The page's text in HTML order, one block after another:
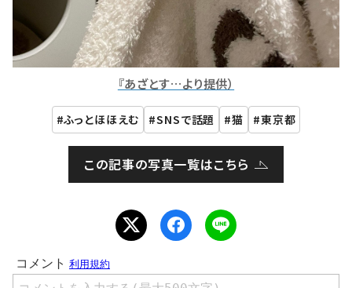
『あざとす…より提供）
ふっとほほえむ SNSで話題 猫 東京都
この記事の写真一覧はこちら